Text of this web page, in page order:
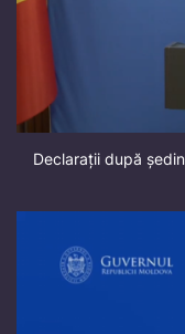
Declarații după